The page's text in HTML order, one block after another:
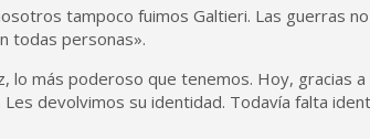
tampoco fuimos Galtieri. Las guerras
todas personas».
más poderoso que tenemos. Hoy, gracias
devolvimos su identidad. Todavía falta